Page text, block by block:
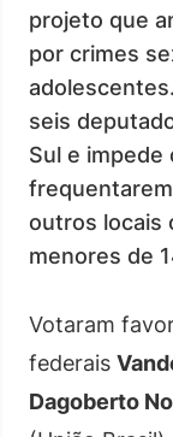
projeto que
por crimes
seis
Sul e impede
outros locais
menores de
Votaram
federais
Dagoberto